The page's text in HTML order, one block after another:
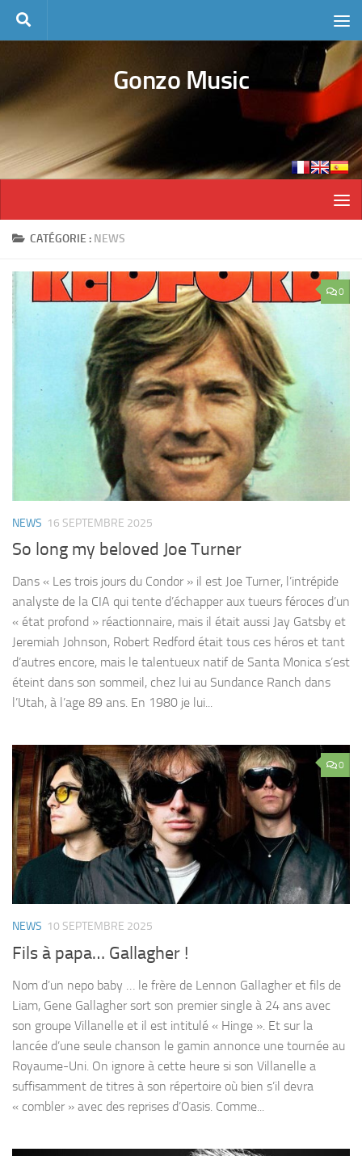
Skip to content
Gonzo Music
CATÉGORIE : NEWS
0
NEWS 16 SEPTEMBRE 2025
So long my beloved Joe Turner
Dans « Les trois jours du Condor » il est Joe Turner, l’intrépide
analyste de la CIA qui tente d’échapper aux tueurs féroces d’un
« état profond » réactionnaire, mais il était aussi Jay Gatsby et
Jeremiah Johnson, Robert Redford était tous ces héros et tant
d’autres encore, mais le talentueux natif de Santa Monica s’est
éteint dans son sommeil, chez lui au Sundance Ranch dans
l’Utah, à l’age 89 ans. En 1980 je lui...
0
NEWS 10 SEPTEMBRE 2025
Fils à papa… Gallagher !
Nom d’un nepo baby … le frère de Lennon Gallagher et fils de
Liam, Gene Gallagher sort son premier single à 24 ans avec
son groupe Villanelle et il est intitulé « Hinge ». Et sur la
lancée d’une seule chanson le gamin annonce une tournée au
Royaume-Uni. On ignore à cette heure si son Villanelle a
suffisamment de titres à son répertoire où bien s’il devra
« combler » avec des reprises d’Oasis. Comme...